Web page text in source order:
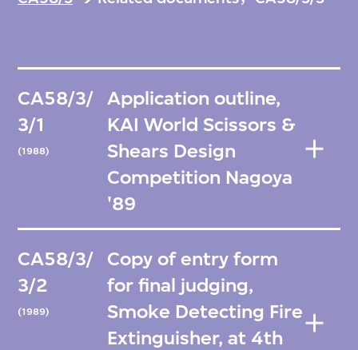
CA58/3/
3/1
(1988)
Application outline,
KAI World Scissors &
Shears Design
Competition Nagoya
'89
CA58/3/
3/2
(1989)
Copy of entry form
for final judging,
Smoke Detecting Fire
Extinguisher, at 4th